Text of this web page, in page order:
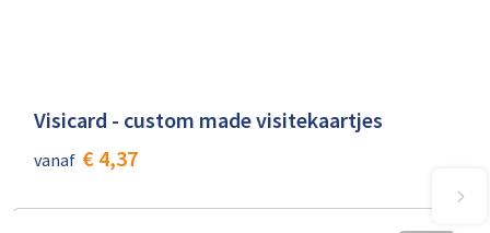
Visicard - custom made visitekaartjes
vanaf € 4,37